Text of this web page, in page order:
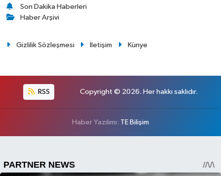
Son Dakika Haberleri
Haber Arşivi
Gizlilik Sözleşmesi İletişim Künye
RSS Copyright © 2026. Her hakkı saklıdır.
Haber Yazılımı: TE Bilişim